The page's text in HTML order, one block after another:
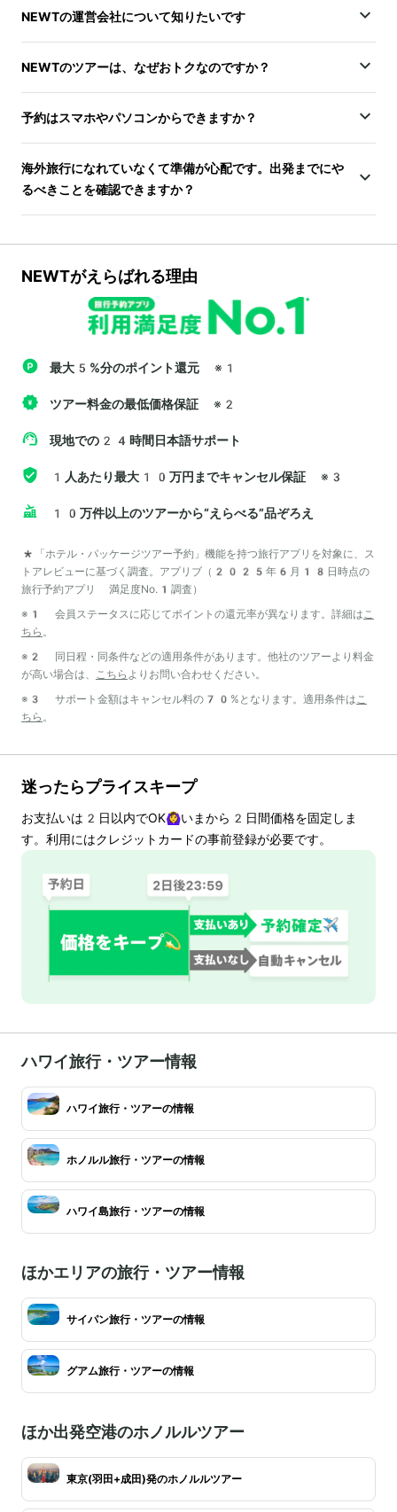
NEWTの運営会社について知りたいです
NEWTのツアーは、なぜおトクなのですか？
予約はスマホやパソコンからできますか？
海外旅行になれていなくて準備が心配です。出発までにや
るべきことを確認できますか？
NEWTがえらばれる理由
最大5%分のポイント還元 ※1
ツアー料金の最低価格保証 ※2
現地での24時間日本語サポート
1人あたり最大10万円までキャンセル保証 ※3
10万件以上のツアーから“えらべる”品ぞろえ
*「ホテル・パッケージツアー予約」機能を持つ旅行アプリを対象に、ス
トアレビューに基づく調査。アプリブ（2025年6月18日時点の
旅行予約アプリ 満足度No.1調査）
※1 会員ステータスに応じてポイントの還元率が異なります。詳細はこ
ちら 。
※2 同日程・同条件などの適用条件があります。他社のツアーより料金
が高い場合は、 こちら よりお問い合わせください。
※3 サポート金額はキャンセル料の70%となります。適用条件はこ
ちら 。
迷ったらプライスキープ
お支払いは 2 日以内でOK🙆‍♀️いまから 2 日間価格を固定しま
す。利用にはクレジットカードの事前登録が必要です。
ハワイ旅行・ツアー情報
ハワイ旅行・ツアーの情報
ホノルル旅行・ツアーの情報
ハワイ島旅行・ツアーの情報
ほかエリアの旅行・ツアー情報
サイパン旅行・ツアーの情報
グアム旅行・ツアーの情報
ほか出発空港のホノルルツアー
東京(羽田+成田)発のホノルルツアー